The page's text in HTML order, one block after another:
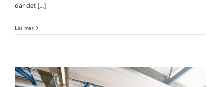
där det [...]
Läs mer